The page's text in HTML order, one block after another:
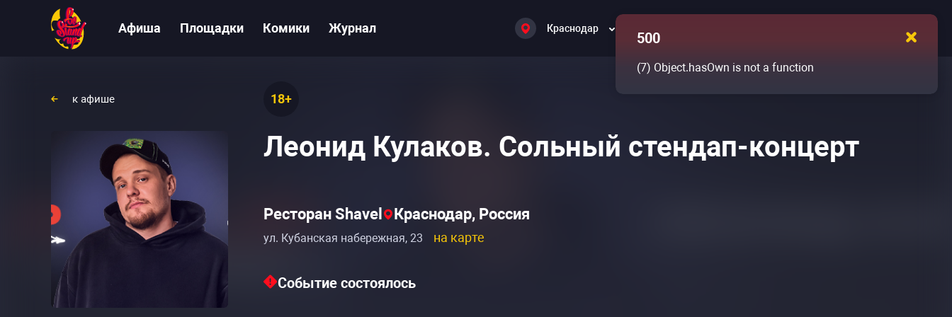
Афиша Площадки Комики Журнал Краснодар
к афише 18+
Леонид Кулаков. Сольный стендап-концерт
Ресторан Shavel Краснодар, Россия
ул. Кубанская набережная, 23 на карте
Событие состоялось
500
(7) Object.hasOwn is not a function